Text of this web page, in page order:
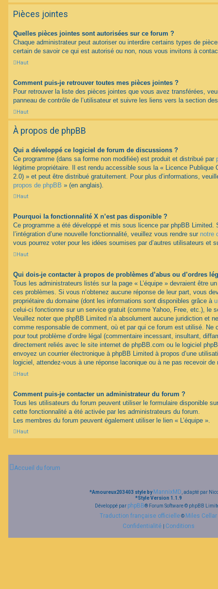
Pièces jointes
Quelles pièces jointes sont autorisées sur ce forum ?
Chaque administrateur peut autoriser ou interdire certains types de
certain de savoir ce qui est autorisé ou non, nous vous invitons à
Haut
Comment puis-je retrouver toutes mes pièces jointes ?
Pour retrouver la liste des pièces jointes que vous avez transférées,
panneau de contrôle de l’utilisateur et suivre les liens vers la section
Haut
À propos de phpBB
Qui a développé ce logiciel de forum de discussions ?
Ce programme (dans sa forme non modifiée) est produit et distribué par
légitime propriétaire. Il est rendu accessible sous la « Licence Publique
2.0) » et peut être distribué gratuitement. Pour plus d’informations,
propos de phpBB » (en anglais).
Haut
Pourquoi la fonctionnalité X n’est pas disponible ?
Ce programme a été développé et mis sous licence par phpBB Limited.
l’intégration d’une nouvelle fonctionnalité, veuillez vous rendre sur notre
vous pourrez voter pour les idées soumises par d’autres utilisateurs et
Haut
Qui dois-je contacter à propos de problèmes d’abus ou d’ordres
Tous les administrateurs listés sur la page « L’équipe » devraient être
ces problèmes. Si vous n’obtenez aucune réponse de leur part, vous
propriétaire du domaine (dont les informations sont disponibles grâce à
celui-ci fonctionne sur un service gratuit (comme Yahoo, Free, etc.), le
Veuillez noter que phpBB Limited n’a absolument aucune juridiction et
comme responsable de comment, où et par qui ce forum est utilisé. Ne
pour tout problème d’ordre légal (commentaire incessant, insultant,
directement reliés avec le site internet de phpBB.com ou le logiciel
envoyez un courrier électronique à phpBB Limited à propos d’une
logiciel, attendez-vous à une réponse laconique ou à ne pas recevoir de
Haut
Comment puis-je contacter un administrateur du forum ?
Tous les utilisateurs du forum peuvent utiliser le formulaire disponible
cette fonctionnalité a été activée par les administrateurs du forum.
Les membres du forum peuvent également utiliser le lien « L’équipe ».
Haut
Accueil du forum
*Amoureux203403 style by MannixMD, adapté par
*Style Version 1.1.9
Développé par phpBB® Forum Software © phpBB
Traduction française officielle© Miles Cellar
Confidentialité
Conditions